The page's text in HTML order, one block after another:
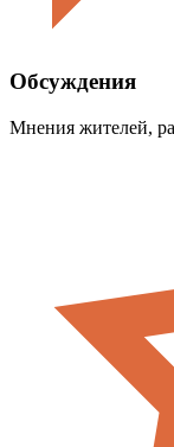
Обсуждения
Мнения жителей,